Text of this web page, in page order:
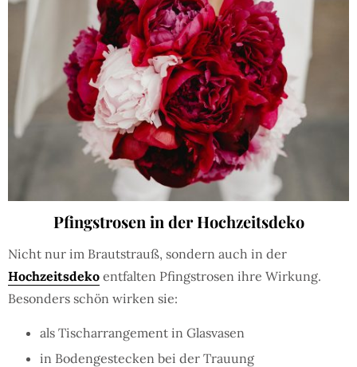
Pfingstrosen in der Hochzeitsdeko
Nicht nur im Brautstrauß, sondern auch in der
Hochzeitsdeko entfalten Pfingstrosen ihre Wirkung.
Besonders schön wirken sie:
als Tischarrangement in Glasvasen
in Bodengestecken bei der Trauung